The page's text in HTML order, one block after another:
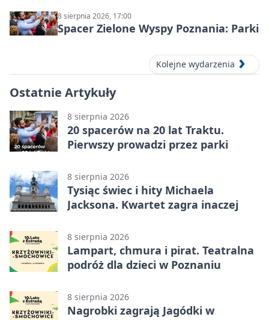
8 sierpnia 2026, 17:00
Spacer Zielone Wyspy Poznania: Parki
Kolejne wydarzenia
Ostatnie Artykuły
8 sierpnia 2026
20 spacerów na 20 lat Traktu.
Pierwszy prowadzi przez parki
8 sierpnia 2026
Tysiąc świec i hity Michaela
Jacksona. Kwartet zagra inaczej
8 sierpnia 2026
Lampart, chmura i pirat. Teatralna
podróż dla dzieci w Poznaniu
8 sierpnia 2026
Nagrobki zagrają Jagódki w